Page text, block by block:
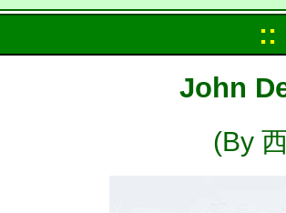
::
John
(By